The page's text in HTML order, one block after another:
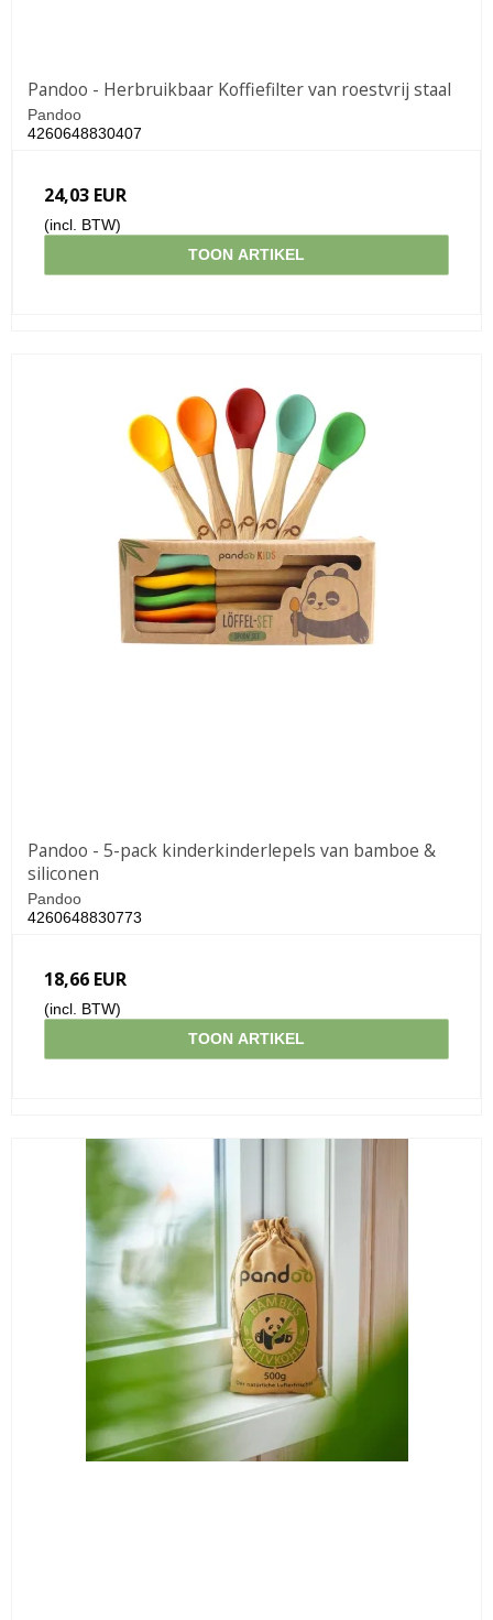
Pandoo - Herbruikbaar Koffiefilter van roestvrij staal
Pandoo
4260648830407
24,03 EUR
(incl. BTW)
TOON ARTIKEL
Pandoo - 5-pack kinderkinderlepels van bamboe &
siliconen
Pandoo
4260648830773
18,66 EUR
(incl. BTW)
TOON ARTIKEL